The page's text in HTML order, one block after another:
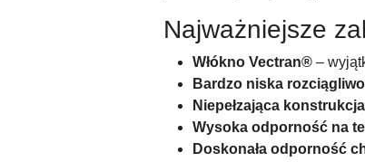
Najważniejsze
Włókno Vectran® –
Bardzo niska
Niepełzająca konstrukcja
Wysoka odporność na
Doskonała odporność